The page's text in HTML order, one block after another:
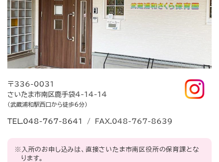
〒336-0031
さいたま市南区鹿手袋4-14-14
（武蔵浦和駅西口から徒歩6分）
TEL.048-767-8641 / FAX.048-767-8639
※入所のお申し込みは、直接さいたま市南区役所の保育課とな
ります。